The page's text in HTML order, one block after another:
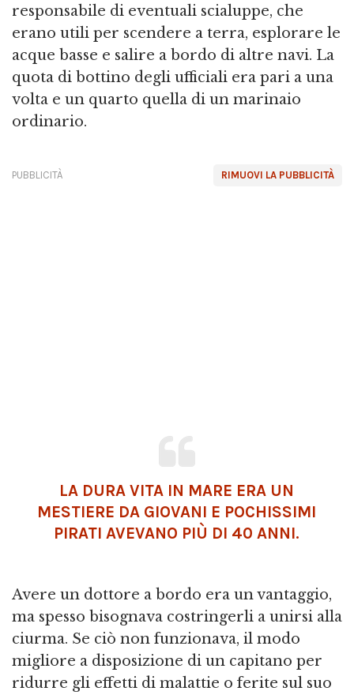
responsabile di eventuali scialuppe, che
erano utili per scendere a terra, esplorare le
acque basse e salire a bordo di altre navi. La
quota di bottino degli ufficiali era pari a una
volta e un quarto quella di un marinaio
ordinario.
RIMUOVI LA PUBBLICITÀ
PUBBLICITÀ
LA DURA VITA IN MARE ERA UN
MESTIERE DA GIOVANI E POCHISSIMI
PIRATI AVEVANO PIÙ DI 40 ANNI.
Avere un dottore a bordo era un vantaggio,
ma spesso bisognava costringerli a unirsi alla
ciurma. Se ciò non funzionava, il modo
migliore a disposizione di un capitano per
ridurre gli effetti di malattie o ferite sul suo